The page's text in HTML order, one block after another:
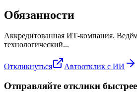
Обязанности
Аккредитованная ИТ-компания.
технологический...
Откликнуться Автоотклик с ИИ
Отправляйте отклики быстрее